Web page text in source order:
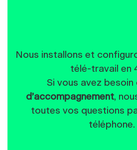
Nous installons et
télé-travail en
Si vous avez besoin
d’accompagnement,
toutes vos questions
téléphone.